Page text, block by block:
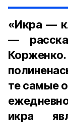
«Икра —
—
те самые
икра